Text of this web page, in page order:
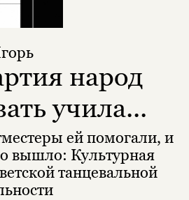
народ
учила...
ей помогали, и
вышло: Культурная
танцевальной